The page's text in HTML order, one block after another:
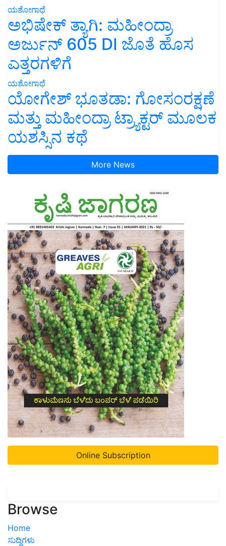
ಯಶೋಗಾಥೆ
ಅಭಿಷೇಕ್ ತ್ಯಾಗಿ: ಮಹೀಂದ್ರಾ
ಅರ್ಜುನ್ 605 DI ಜೊತೆ ಹೊಸ
ಎತ್ತರಗಳಿಗೆ
ಯಶೋಗಾಥೆ
ಯೋಗೇಶ್ ಭೂತಡಾ: ಗೋಸಂರಕ್ಷಣೆ
ಮತ್ತು ಮಹೀಂದ್ರಾ ಟ್ರ್ಯಾಕ್ಟರ್ ಮೂಲಕ
ಯಶಸ್ಸಿನ ಕಥೆ
More News
Online Subscription
Browse
Home
ಸುದ್ದಿಗಳು